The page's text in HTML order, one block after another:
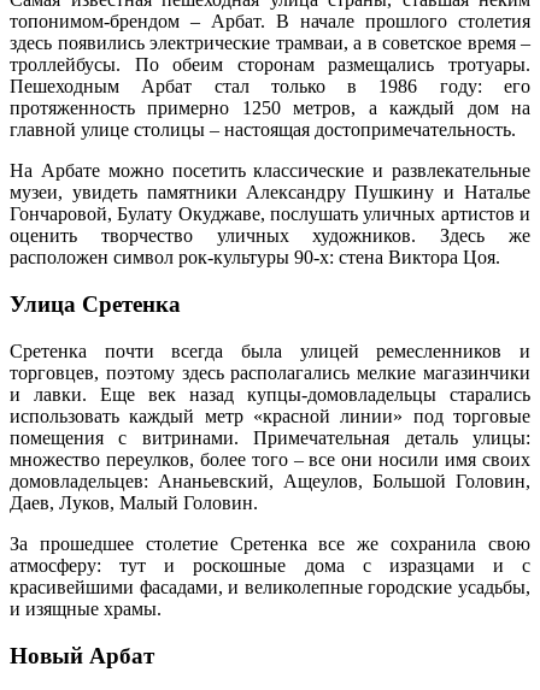
топонимом-брендом – Арбат. В начале прошлого столетия
здесь появились электрические трамваи, а в советское время –
троллейбусы. По обеим сторонам размещались тротуары.
Пешеходным Арбат стал только в 1986 году: его
протяженность примерно 1250 метров, а каждый дом на
главной улице столицы – настоящая достопримечательность.
На Арбате можно посетить классические и развлекательные
музеи, увидеть памятники Александру Пушкину и Наталье
Гончаровой, Булату Окуджаве, послушать уличных артистов и
оценить творчество уличных художников. Здесь же
расположен символ рок-культуры 90-х: стена Виктора Цоя.
Улица Сретенка
Сретенка почти всегда была улицей ремесленников и
торговцев, поэтому здесь располагались мелкие магазинчики
и лавки. Еще век назад купцы-домовладельцы старались
использовать каждый метр «красной линии» под торговые
помещения с витринами. Примечательная деталь улицы:
множество переулков, более того – все они носили имя своих
домовладельцев: Ананьевский, Ащеулов, Большой Головин,
Даев, Луков, Малый Головин.
За прошедшее столетие Сретенка все же сохранила свою
атмосферу: тут и роскошные дома с изразцами и с
красивейшими фасадами, и великолепные городские усадьбы,
и изящные храмы.
Новый Арбат